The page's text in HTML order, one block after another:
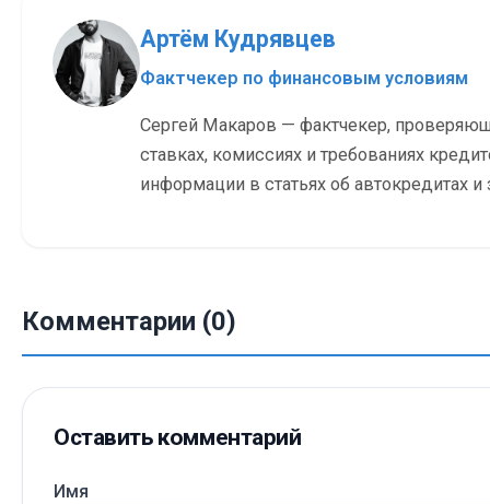
Артём Кудрявцев
Фактчекер по финансовым условиям
Сергей Макаров — фактчекер,
ставках, комиссиях и требованиях
информации в статьях об автокредитах и
Комментарии (0)
Оставить комментарий
Имя